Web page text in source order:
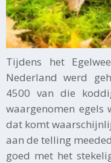
Tijdens het
Nederland werd
4500 van die
waargenomen
dat komt
aan de telling
goed met het